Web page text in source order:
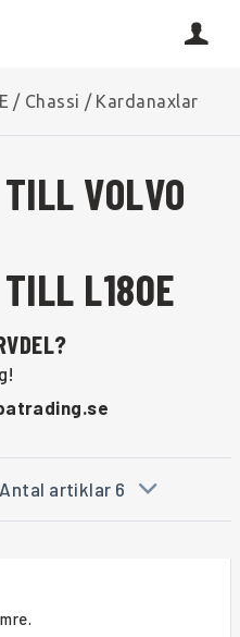
/ Chassi / Kardanaxlar
VOLVO
L180E
Antal artiklar 6